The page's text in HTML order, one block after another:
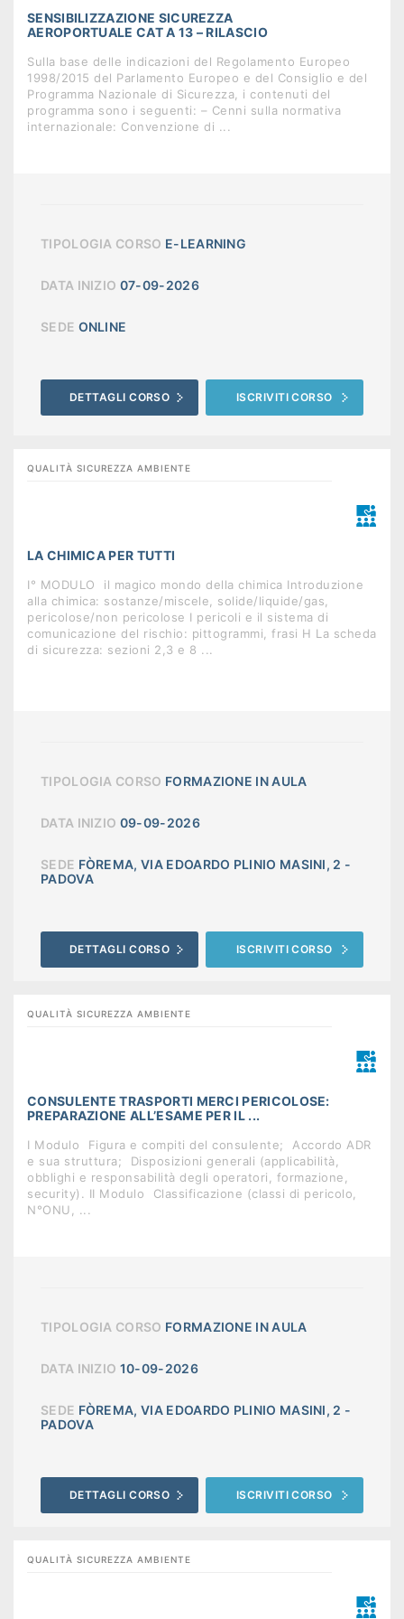
SENSIBILIZZAZIONE SICUREZZA
AEROPORTUALE CAT A 13 – RILASCIO
Sulla base delle indicazioni del Regolamento Europeo
1998/2015 del Parlamento Europeo e del Consiglio e del
Programma Nazionale di Sicurezza, i contenuti del
programma sono i seguenti: – Cenni sulla normativa
internazionale: Convenzione di ...
TIPOLOGIA CORSO E-LEARNING
DATA INIZIO 07-09-2026
SEDE ONLINE
DETTAGLI CORSO ISCRIVITI CORSO
QUALITÀ SICUREZZA AMBIENTE
LA CHIMICA PER TUTTI
I° MODULO  il magico mondo della chimica Introduzione
alla chimica: sostanze/miscele, solide/liquide/gas,
pericolose/non pericolose I pericoli e il sistema di
comunicazione del rischio: pittogrammi, frasi H La scheda
di sicurezza: sezioni 2,3 e 8 ...
TIPOLOGIA CORSO FORMAZIONE IN AULA
DATA INIZIO 09-09-2026
SEDE FÒREMA, VIA EDOARDO PLINIO MASINI, 2 -
PADOVA
DETTAGLI CORSO ISCRIVITI CORSO
QUALITÀ SICUREZZA AMBIENTE
CONSULENTE TRASPORTI MERCI PERICOLOSE:
PREPARAZIONE ALL’ESAME PER IL ...
I Modulo  Figura e compiti del consulente;  Accordo ADR
e sua struttura;  Disposizioni generali (applicabilità,
obblighi e responsabilità degli operatori, formazione,
security). II Modulo  Classificazione (classi di pericolo,
N°ONU, ...
TIPOLOGIA CORSO FORMAZIONE IN AULA
DATA INIZIO 10-09-2026
SEDE FÒREMA, VIA EDOARDO PLINIO MASINI, 2 -
PADOVA
DETTAGLI CORSO ISCRIVITI CORSO
QUALITÀ SICUREZZA AMBIENTE